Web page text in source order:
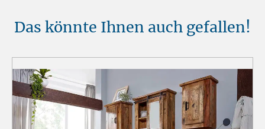
Das könnte Ihnen auch gefallen!